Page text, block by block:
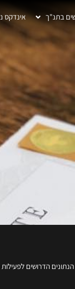
בתנ"ך אינדקס
הנתונים הדרושים